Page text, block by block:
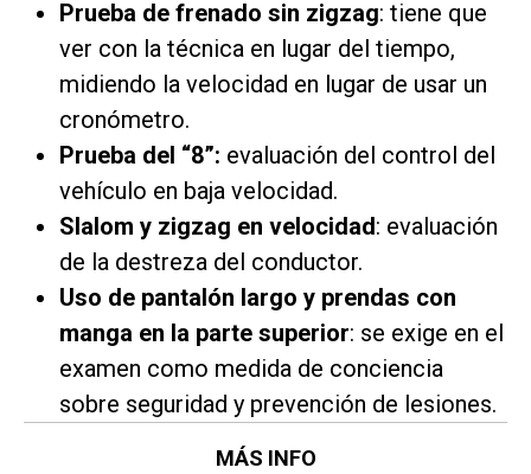
Prueba de frenado sin zigzag: tiene que
ver con la técnica en lugar del tiempo,
midiendo la velocidad en lugar de usar un
cronómetro.
Prueba del “8”: evaluación del control del
vehículo en baja velocidad.
Slalom y zigzag en velocidad: evaluación
de la destreza del conductor.
Uso de pantalón largo y prendas con
manga en la parte superior: se exige en el
examen como medida de conciencia
sobre seguridad y prevención de lesiones.
MÁS INFO